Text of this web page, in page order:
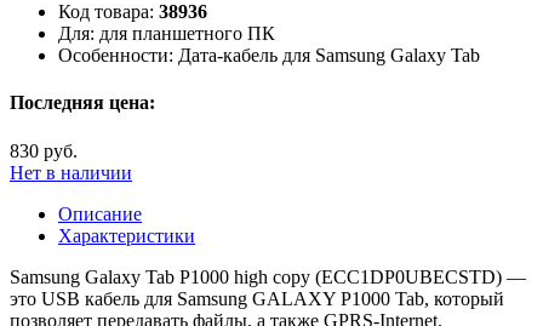
Код товара: 38936
Для: для планшетного ПК
Особенности: Дата-кабель для Samsung Galaxy Tab
Последняя цена:
830 руб.
Нет в наличии
Описание
Характеристики
Samsung Galaxy Tab P1000 high copy (ECC1DP0UBECSTD) —
это USB кабель для Samsung GALAXY P1000 Tab, который
позволяет передавать файлы, а также GPRS-Internet.